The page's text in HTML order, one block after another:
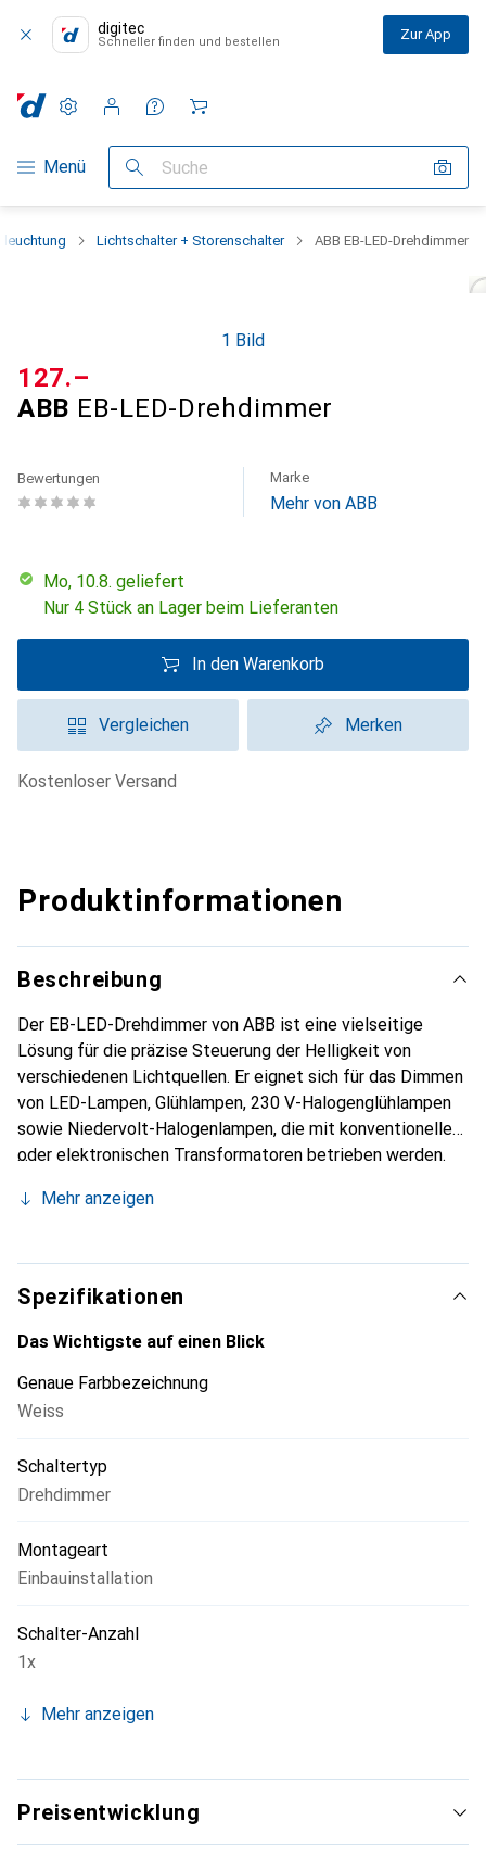
digitec
Schneller finden und bestellen Zur App
Navigation nach Kategorien
Menü Suche
Einstellungen
Kundenkonto
Vergleichslisten
Merklisten
Warenkorb
Lichtschalter + Storenschalter ABB EB-LED-Drehdimmer
1 Bild
ABB EB-LED-Drehdimmer
CHF
127.–
Bewertungen Marke
Mehr von ABB
Mo, 10.8. geliefert
Nur 4 Stück an Lager beim Lieferanten
In den Warenkorb
Vergleichen Merken
kostenloser Versand
Produktinformationen
Beschreibung
Der EB-LED-Drehdimmer von ABB ist eine vielseitige
Lösung für die präzise Steuerung der Helligkeit von
verschiedenen Lichtquellen. Er eignet sich für das Dimmen
von LED-Lampen, Glühlampen, 230 V-Halogenglühlampen
sowie Niedervolt-Halogenlampen, die mit konventionellen
oder elektronischen Transformatoren betrieben werden.
Halogen-Energiesparlampen und unterstützt
unterschiedliche Beleuchtungsbedürfnisse macht. Mit
einer einstellbaren Minimalhelligkeit können Benutzer die
Lichtintensität nach ihren Wünschen anpassen. Der Einbau-
Drehdimmer ist kurzschlussfest und überlastsicher, was
Innenräumen konzipiert und bietet eine einfache
Installation.
Mehr anzeigen
Spezifikationen
Das Wichtigste auf einen Blick
Genaue Farbbezeichnung
Weiss
Schaltertyp
Drehdimmer
Montageart
Einbauinstallation
Schalter-Anzahl
1x
Mehr anzeigen
Preisentwicklung